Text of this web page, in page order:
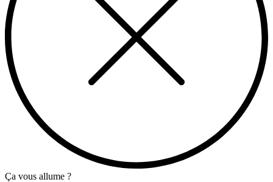
Ça vous allume ?